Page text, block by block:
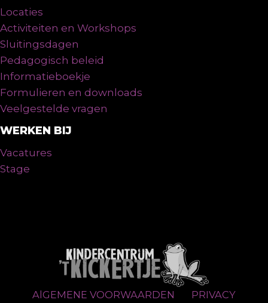
Locaties
Activiteiten en Workshops
Sluitingsdagen
Pedagogisch beleid
Informatieboekje
Formulieren en downloads
Veelgestelde vragen
WERKEN BIJ
Vacatures
Stage
AlGEMENE VOORWAARDEN PRIVACY